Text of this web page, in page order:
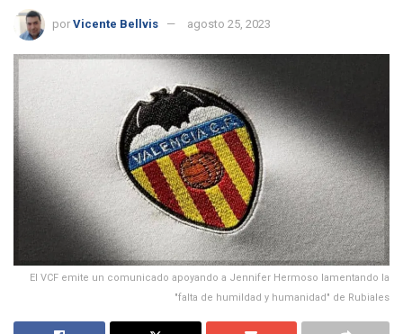
por Vicente Bellvis agosto 25, 2023
El VCF emite un comunicado apoyando a Jennifer Hermoso lamentando la
"falta de humildad y humanidad" de Rubiales